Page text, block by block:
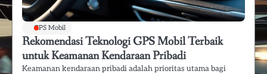
GPS Mobil
Rekomendasi Teknologi GPS Mobil Terbaik
untuk Keamanan Kendaraan Pribadi
Keamanan kendaraan pribadi adalah prioritas utama bagi